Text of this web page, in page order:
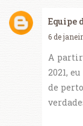
Equipe
6 de
A partir
2021,
de